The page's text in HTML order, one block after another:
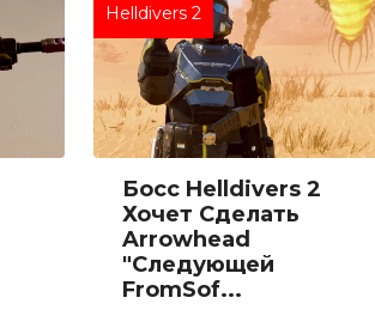
Helldivers 2
Босс Helldivers 2
Хочет Сделать
Arrowhead
"следующей
FromSof...